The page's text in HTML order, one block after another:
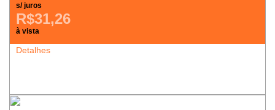
s/ juros
R$31,26
à vista
Detalhes